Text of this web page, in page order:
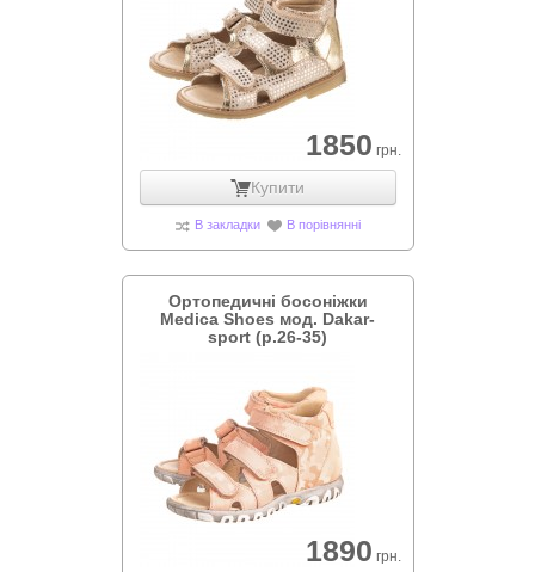
1850 грн.
Купити
В закладки В порівнянні
Ортопедичні босоніжки
Medica Shoes мод. Dakar-
sport (р.26-35)
1890 грн.